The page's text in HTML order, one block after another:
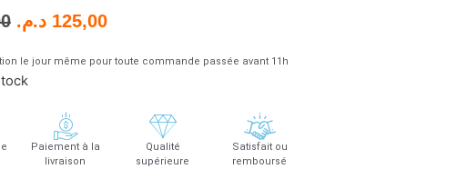
125,00 د.م.
le jour même pour toute commande passée avant 11h
Paiement à la
livraison
Qualité
supérieure
Satisfait ou
remboursé